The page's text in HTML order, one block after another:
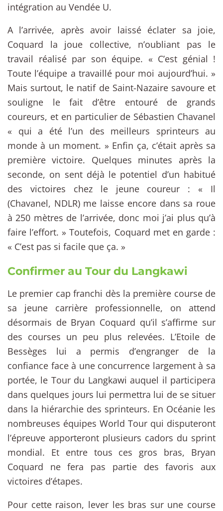
intégration au Vendée U.
A l’arrivée, après avoir laissé éclater sa joie,
Coquard la joue collective, n’oubliant pas le
travail réalisé par son équipe. « C’est génial !
Toute l’équipe a travaillé pour moi aujourd’hui. »
Mais surtout, le natif de Saint-Nazaire savoure et
souligne le fait d’être entouré de grands
coureurs, et en particulier de Sébastien Chavanel
« qui a été l’un des meilleurs sprinteurs au
monde à un moment. » Enfin ça, c’était après sa
première victoire. Quelques minutes après la
seconde, on sent déjà le potentiel d’un habitué
des victoires chez le jeune coureur : « Il
(Chavanel, NDLR) me laisse encore dans sa roue
à 250 mètres de l’arrivée, donc moi j’ai plus qu’à
faire l’effort. » Toutefois, Coquard met en garde :
« C’est pas si facile que ça. »
Confirmer au Tour du Langkawi
Le premier cap franchi dès la première course de
sa jeune carrière professionnelle, on attend
désormais de Bryan Coquard qu’il s’affirme sur
des courses un peu plus relevées. L’Etoile de
Bessèges lui a permis d’engranger de la
confiance face à une concurrence largement à sa
portée, le Tour du Langkawi auquel il participera
dans quelques jours lui permettra lui de se situer
dans la hiérarchie des sprinteurs. En Océanie les
nombreuses équipes World Tour qui disputeront
l’épreuve apporteront plusieurs cadors du sprint
mondial. Et entre tous ces gros bras, Bryan
Coquard ne fera pas partie des favoris aux
victoires d’étapes.
Pour cette raison, lever les bras sur une course